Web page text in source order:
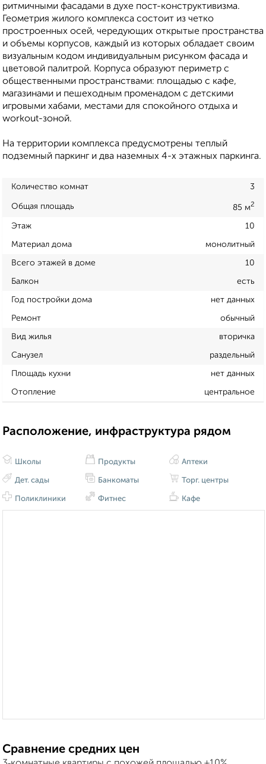
ритмичными фасадами в духе пост-конструктивизма.
Геометрия жилого комплекса состоит из четко
простроенных осей, чередующих открытые пространства
и объемы корпусов, каждый из которых обладает своим
визуальным кодом индивидуальным рисунком фасада и
цветовой палитрой. Корпуса образуют периметр с
общественными пространствами: площадью с кафе,
магазинами и пешеходным променадом с детскими
игровыми хабами, местами для спокойного отдыха и
workout-зоной.
На территории комплекса предусмотрены теплый
подземный паркинг и два наземных 4-х этажных паркинга.
Количество комнат 3
Общая площадь 85 м2
Этаж 10
Материал дома монолитный
Всего этажей в доме 10
Балкон есть
Год постройки дома нет данных
Ремонт обычный
Вид жилья вторичка
Санузел раздельный
Площадь кухни нет данных
Отопление центральное
Расположение, инфраструктура рядом
Школы
Дет. сады
Поликлиники
Продукты
Банкоматы
Фитнес
Аптеки
Торг. центры
Кафе
Сравнение средних цен